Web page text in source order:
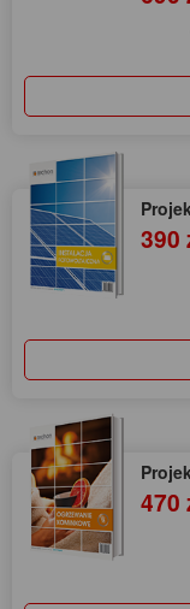
390
470